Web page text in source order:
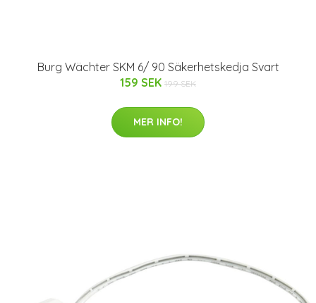
Burg Wächter SKM 6/ 90 Säkerhetskedja Svart
159 SEK 199 SEK
MER INFO!